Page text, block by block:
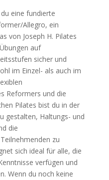
eine fundierte
Allegro, ein
von Joseph H. Pilates
auf
sicher und
im Einzel- als auch im
Reformers und die
Pilates bist du in der
gestalten, Haltungs- und
die
zu
sich ideal für alle, die
verfügen und
Wenn du noch keine